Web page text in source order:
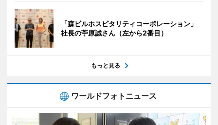
「森ビルホスピタリティコーポレーション」
社長の苧原誠さん（左から2番目）
もっと見る
ワールドフォトニュース